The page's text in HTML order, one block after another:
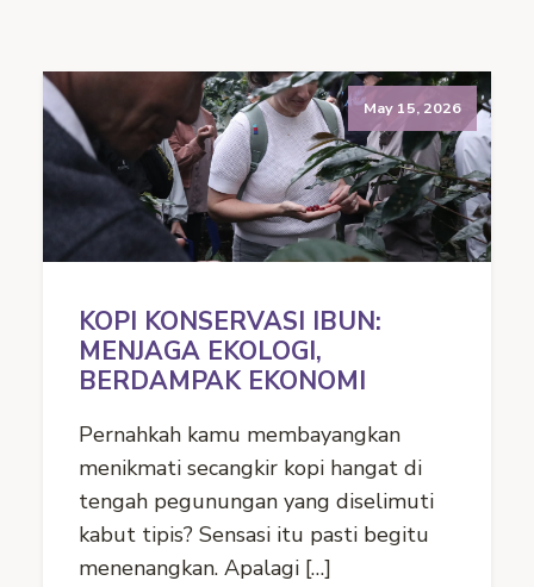
May 15, 2026
KOPI KONSERVASI IBUN:
MENJAGA EKOLOGI,
BERDAMPAK EKONOMI
Pernahkah kamu membayangkan
menikmati secangkir kopi hangat di
tengah pegunungan yang diselimuti
kabut tipis? Sensasi itu pasti begitu
menenangkan. Apalagi […]